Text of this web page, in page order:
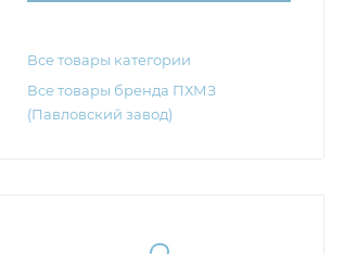
Все товары категории
Все товары бренда ПХМЗ
(Павловский завод)